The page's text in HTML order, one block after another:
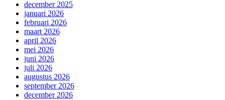
december 2025
januari 2026
februari 2026
maart 2026
april 2026
mei 2026
juni 2026
juli 2026
augustus 2026
september 2026
december 2026